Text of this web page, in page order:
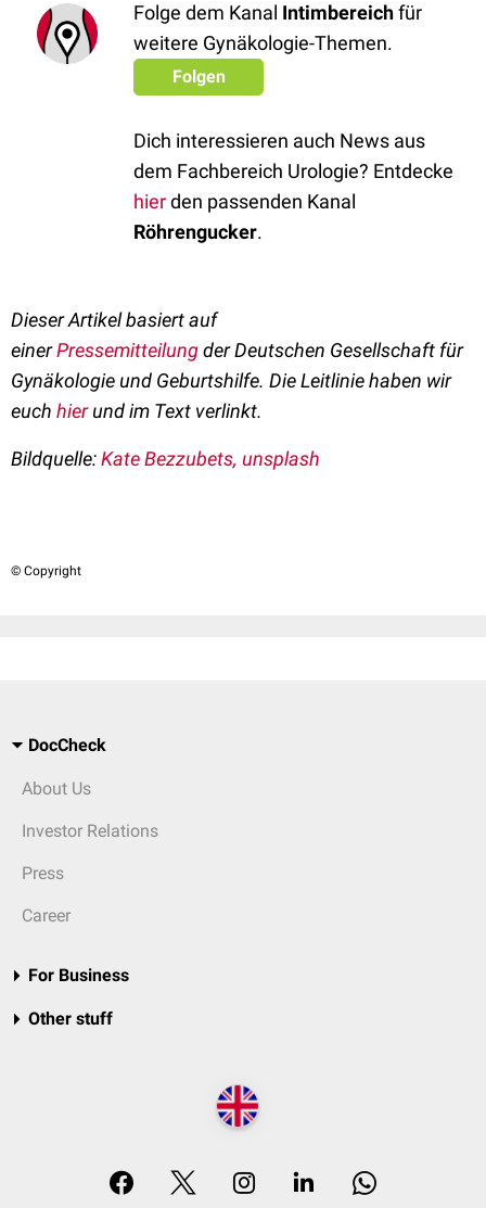
Folge dem Kanal Intimbereichfür
weitere Gynäkologie-Themen.
Folgen
Dich interessieren auch News aus
dem Fachbereich Urologie? Entdecke
hierden passenden Kanal
Röhrengucker.
Dieser Artikel basiert auf
einerPressemitteilungderDeutschen Gesellschaft für
Gynäkologie und Geburtshilfe. Die Leitlinie haben wir
euch hierund im Text verlinkt.
Bildquelle:Kate Bezzubets, unsplash
© Copyright
DocCheck
About Us
Investor Relations
Press
Career
For Business
Other stuff